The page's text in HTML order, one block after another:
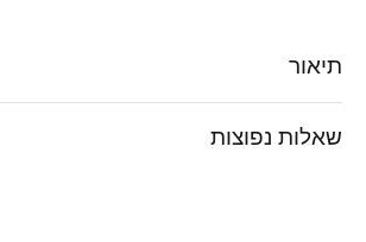
תיאור
שאלות נפוצות